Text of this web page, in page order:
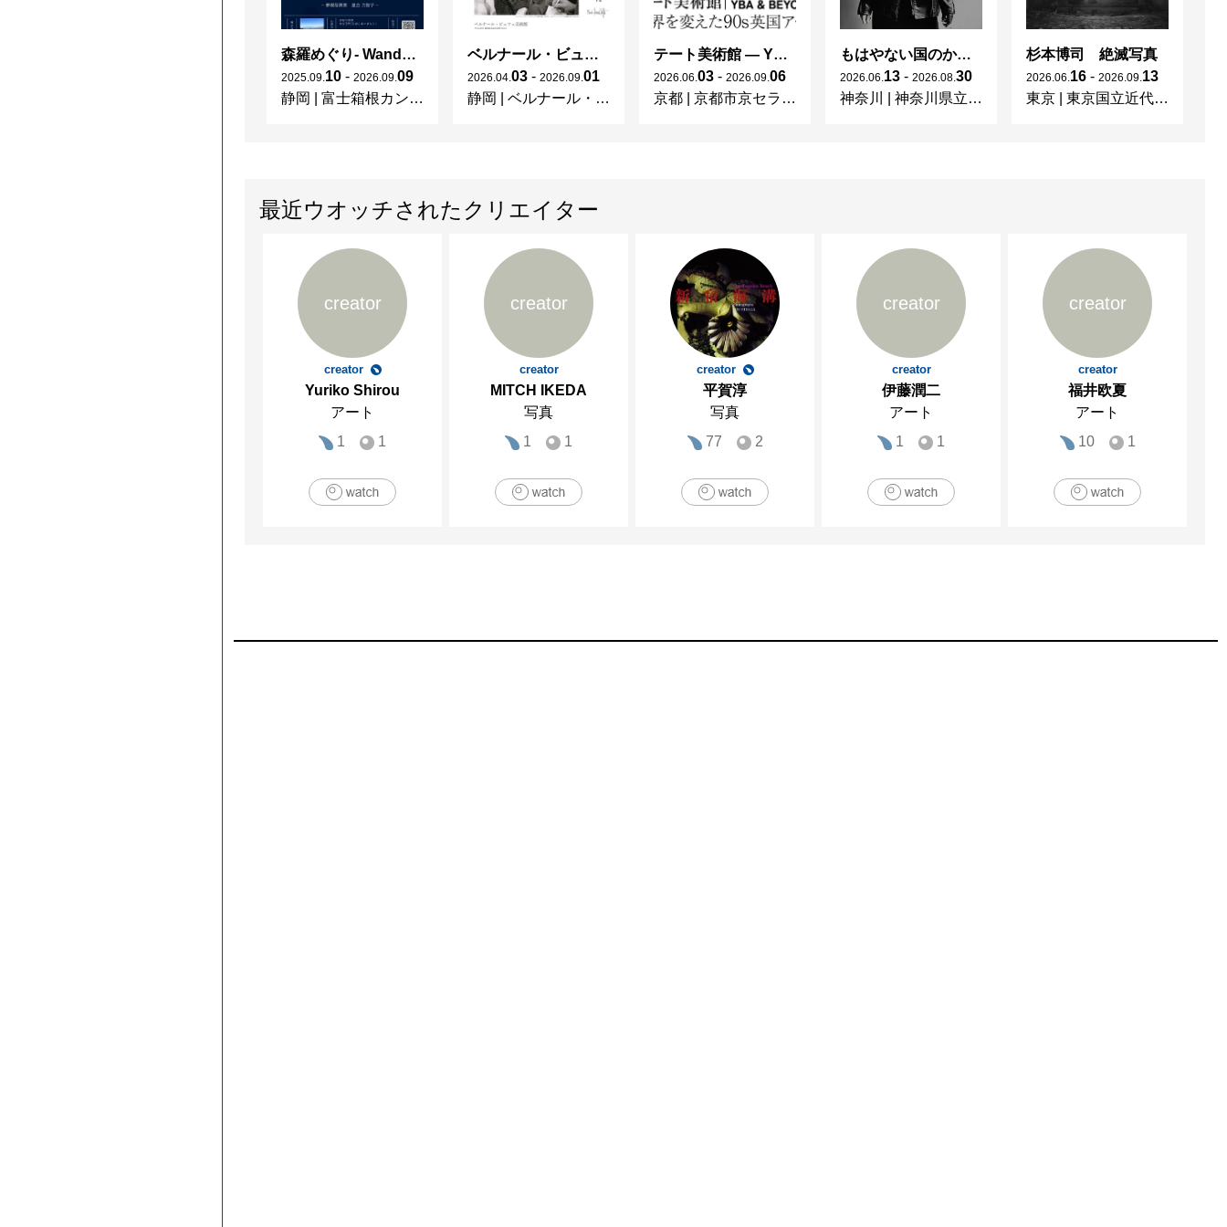
森羅めぐり- Wandering in Shinra -
2025 09 10 - 2026 09 09
静岡
富士箱根カントリークラブ
ベルナール・ビュフェと写真 ーカメラがとらえたビュフェとその時代、そして21 世紀へ
2026 04 03 - 2026 09 01
静岡
ベルナール・ビュフェ美術館
テート美術館 ― YBA & BEYOND 世界を変えた90s英国アート
2026 06 03 - 2026 09 06
京都
京都市京セラ美術館
もはやない国のかつてない光 東ドイツの女性写真家たち
2026 06 13 - 2026 08 30
神奈川
神奈川県立近代美術館 葉山
杉本博司 絶滅写真
2026 06 16 - 2026 09 13
東京
東京国立近代美術館
最近ウオッチされたクリエイター
creator
creator
Yuriko Shirou
アート
1
1
creator
creator
MITCH IKEDA
写真
1
1
creator
平賀淳
写真
77
2
creator
creator
伊藤潤二
アート
1
1
creator
creator
福井欧夏
アート
10
1